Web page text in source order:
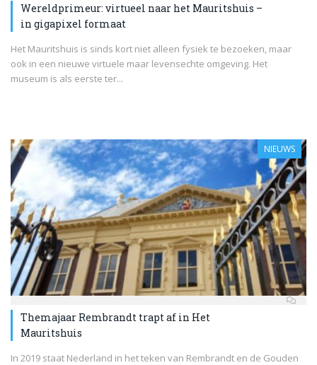
Wereldprimeur: virtueel naar het Mauritshuis –
in gigapixel formaat
Het Mauritshuis is sinds kort niet alleen fysiek te bezoeken, maar
ook in een nieuwe virtuele maar levensechte omgeving. Het
museum is als eerste ter...
NIEUWS
Themajaar Rembrandt trapt af in Het
Mauritshuis
In 2019 staat Nederland in het teken van Rembrandt en de Gouden